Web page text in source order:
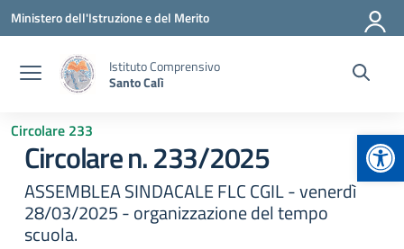
Vai ai contenuti
Vai al menu di navigazione
Vai al footer
Ministero dell'Istruzione e del Merito
Istituto Comprensivo
Santo Calì
Circolare 233
Circolare n. 233/2025
ASSEMBLEA SINDACALE FLC CGIL - venerdì
28/03/2025 - organizzazione del tempo
scuola.